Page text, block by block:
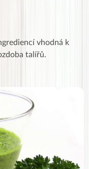
vhodná k
talířů.